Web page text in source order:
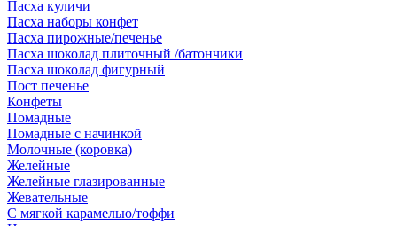
Пасха куличи
Пасха наборы конфет
Пасха пирожные/печенье
Пасха шоколад плиточный /батончики
Пасха шоколад фигурный
Пост печенье
Конфеты
Помадные
Помадные с начинкой
Молочные (коровка)
Желейные
Желейные глазированные
Жевательные
С мягкой карамелью/тоффи